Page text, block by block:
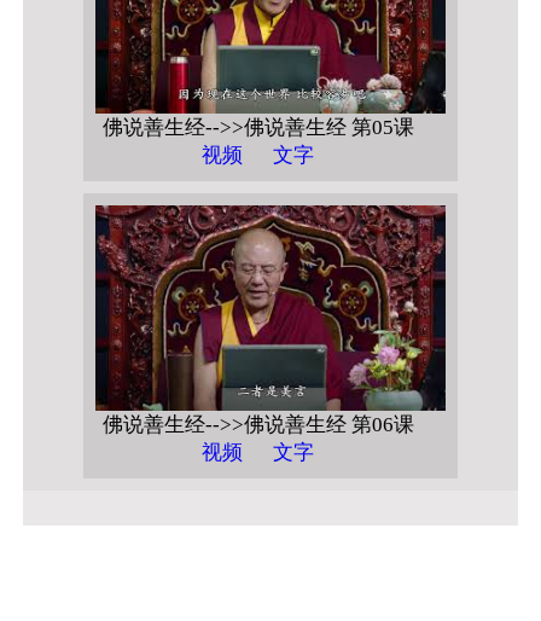
佛说善生经-->>佛说善生经 第05课
视频
文字
佛说善生经-->>佛说善生经 第06课
视频
文字